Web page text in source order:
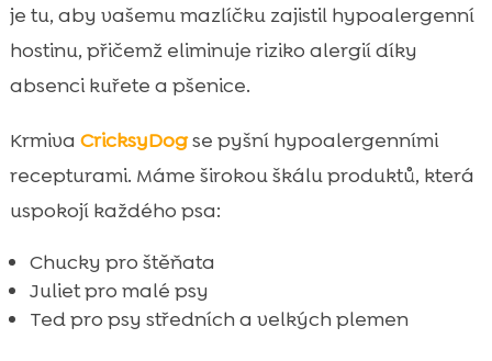
je tu, aby vašemu mazlíčku zajistil hypoalergenní
hostinu, přičemž eliminuje riziko alergií díky
absenci kuřete a pšenice.
Krmiva CricksyDogse pyšní hypoalergenními
recepturami. Máme širokou škálu produktů, která
uspokojí každého psa:
Chucky pro štěňata
Juliet pro malé psy
Ted pro psy středních a velkých plemen